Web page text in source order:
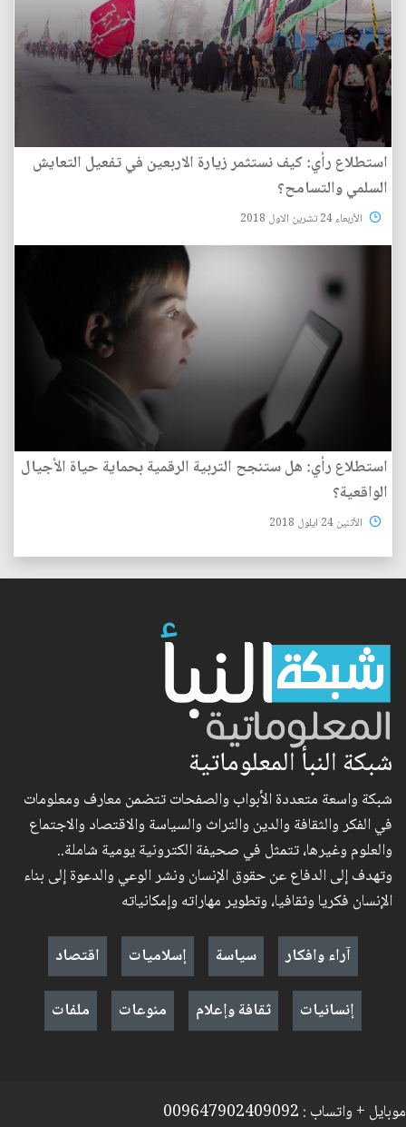
استطلاع رأي: كيف نستثمر زيارة الاربعين في تفعيل التعايش
السلمي والتسامح؟
الأربعاء 24 تشرين الاول 2018
استطلاع رأي: هل ستنجح التربية الرقمية بحماية حياة الأجيال
الواقعية؟
الأثنين 24 ايلول 2018
شبكة النبأ المعلوماتية
شبكة واسعة متعددة الأبواب والصفحات تتضمن معارف ومعلومات
في الفكر والثقافة والدين والتراث والسياسة والاقتصاد والاجتماع
والعلوم وغيرها، تتمثل في صحيفة الكترونية يومية شاملة..
وتهدف إلى الدفاع عن حقوق الإنسان ونشر الوعي والدعوة إلى بناء
الإنسان فكريا وثقافيا، وتطوير مهاراته وإمكانياته
آراء وافكار
سياسة إسلاميات
اقتصاد
إنسانيات
ثقافة وإعلام منوعات ملفات
موبايل + واتساب : 009647902409092